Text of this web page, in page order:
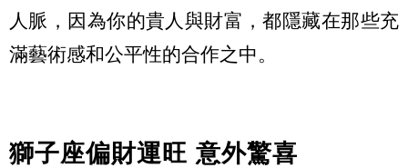
人脈，因為你的貴人與財富，都隱藏在那些充
滿藝術感和公平性的合作之中。
獅子座偏財運旺 意外驚喜